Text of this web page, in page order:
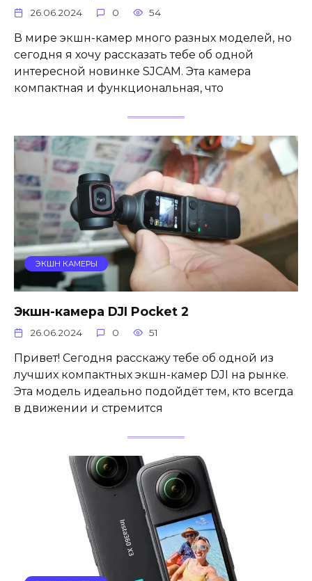
26.06.2024 0 54
В мире экшн-камер много разных моделей, но
сегодня я хочу рассказать тебе об одной
интересной новинке SJCAM. Эта камера
компактная и функциональная, что
ЭКШН КАМЕРЫ
Экшн-камера DJI Pocket 2
26.06.2024 0 51
Привет! Сегодня расскажу тебе об одной из
лучших компактных экшн-камер DJI на рынке.
Эта модель идеально подойдёт тем, кто всегда
в движении и стремится